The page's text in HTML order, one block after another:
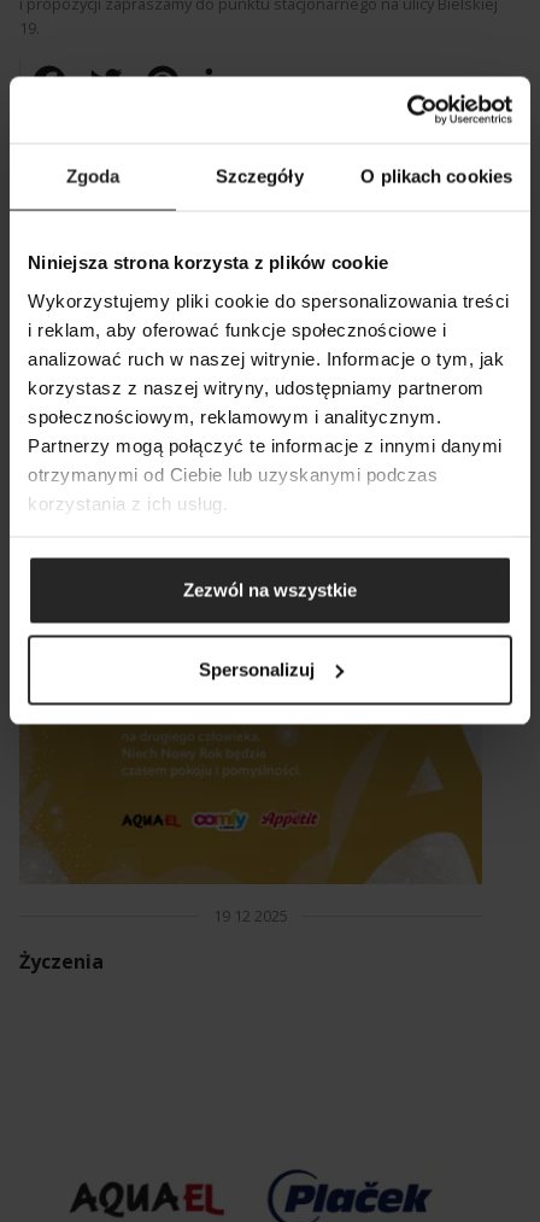
Zgoda Szczegóły O plikach cookies
Niniejsza strona korzysta z plików cookie
Wykorzystujemy pliki cookie do spersonalizowania treści
i reklam, aby oferować funkcje społecznościowe i
analizować ruch w naszej witrynie. Informacje o tym, jak
korzystasz z naszej witryny, udostępniamy partnerom
społecznościowym, reklamowym i analitycznym.
Partnerzy mogą połączyć te informacje z innymi danymi
otrzymanymi od Ciebie lub uzyskanymi podczas
korzystania z ich usług.
Zezwól na wszystkie
Spersonalizuj
19.
FacebookTwitterPinterestLinkedIn
CZYTAJ TAKŻE:
14 05 2026
Ostrzeżenie przed stroną podszywającą się pod
firmę Aquael
19 12 2025
Życzenia
SZUKAJ